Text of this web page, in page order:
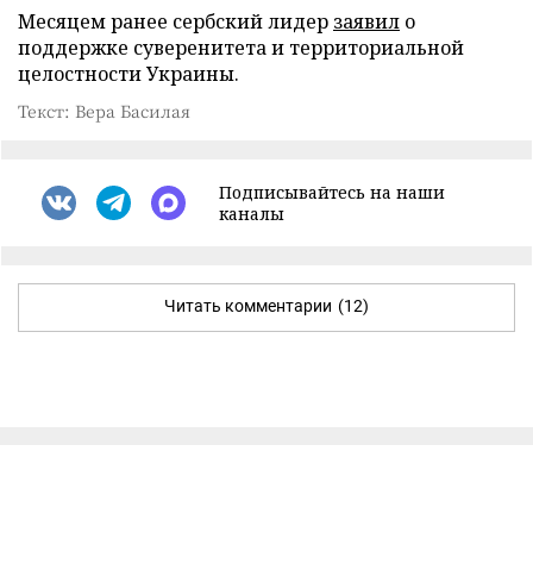
Месяцем ранее сербский лидер заявил о
поддержке суверенитета и территориальной
целостности Украины.
Текст: Вера Басилая
Подписывайтесь на наши
каналы
Читать комментарии (12)